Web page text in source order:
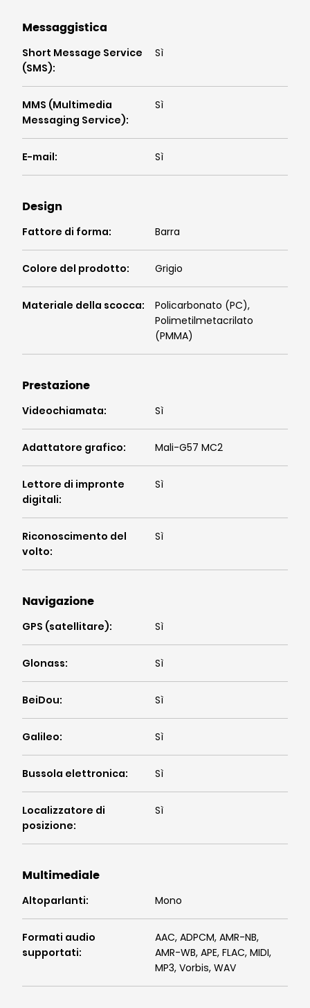
Messaggistica
Short Message Service
(SMS):
Sì
MMS (Multimedia
Messaging Service):
Sì
E-mail: Sì
Design
Fattore di forma: Barra
Colore del prodotto: Grigio
Materiale della scocca:
Policarbonato (PC),
Polimetilmetacrilato
(PMMA)
Prestazione
Videochiamata: Sì
Adattatore grafico: Mali-G57 MC2
Lettore di impronte
digitali:
Sì
Riconoscimento del
volto:
Sì
Navigazione
GPS (satellitare): Sì
Glonass: Sì
BeiDou: Sì
Galileo: Sì
Bussola elettronica: Sì
Localizzatore di
posizione:
Sì
Multimediale
Altoparlanti: Mono
Formati audio
supportati:
AAC, ADPCM, AMR-NB,
AMR-WB, APE, FLAC, MIDI,
MP3, Vorbis, WAV